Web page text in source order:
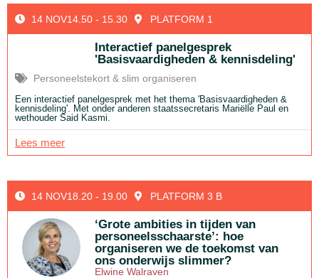
14 NOV14.50 - 15.30 PLATFORM 1
Interactief panelgesprek
'Basisvaardigheden & kennisdeling'
Personeelstekort & slim organiseren
Een interactief panelgesprek met het thema 'Basisvaardigheden &
kennisdeling'. Met onder anderen staatssecretaris Mariëlle Paul en
wethouder Said Kasmi.
Lees meer
14 NOV18.20 - 19.00 PLATFORM 3 B
‘Grote ambities in tijden van
personeelsschaarste’: hoe
organiseren we de toekomst van
ons onderwijs slimmer?
Elwine Walraven